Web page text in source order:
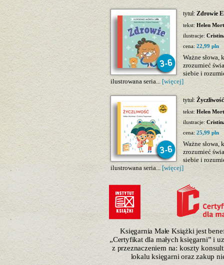
tytuł: Zdrowie
tekst:Helen
ilustracje:
cena: 22,99 pln
Ważne
zrozumieć
siebie i
ilustrowana seria... [więcej]
tytuł:
tekst: Helen
ilustracje:
cena: 25,99 pln
Ważne
zrozumieć
siebie i
ilustrowana seria... [więcej]
Księgarnia Małe Książki jest
„Certyfikat dla małych księgarni” i
z przeznaczeniem na: koszty
lokalu księgarni oraz zakup